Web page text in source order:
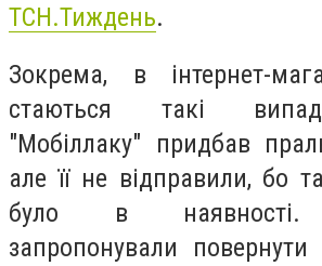
ТСН.Тиждень.
Зокрема, в інтернет-
стаються такі
"Мобіллаку" придбав
але її не відправили, бо
було в наявності.
запропонували